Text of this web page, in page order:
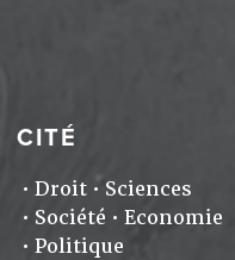
CITÉ
Droit
Sciences
Société
Economie
Politique